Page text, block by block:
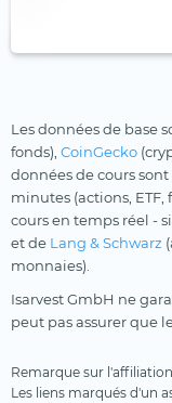
Les données de base
fonds), CoinGecko
données de cours
minutes (actions, ETF,
cours en temps réel -
et de Lang & Schwarz
monnaies).
Isarvest GmbH ne
peut pas assurer que
Remarque sur l'affiliation
Les liens marqués d'un